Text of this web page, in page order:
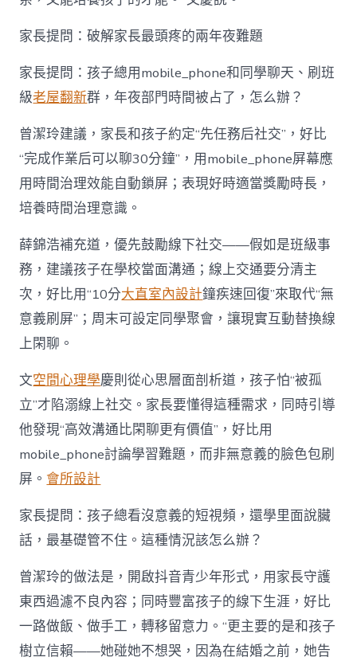
家長提問：破解家長最頭疼的兩年夜難題
家長提問：孩子總用mobile_phone和同學聊天、刷班
級老屋翻新群，年夜部門時間被占了，怎么辦？
曾潔玲建議，家長和孩子約定“先任務后社交”，好比
“完成作業后可以聊30分鐘”，用mobile_phone屏幕應
用時間治理效能自動鎖屏；表現好時適當獎勵時長，
培養時間治理意識。
薛錦浩補充道，優先鼓勵線下社交——假如是班級事
務，建議孩子在學校當面溝通；線上交通要分清主
次，好比用“10分大直室內設計鐘疾速回復”來取代“無
意義刷屏”；周末可設定同學聚會，讓現實互動替換線
上閑聊。
文空間心理學慶則從心思層面剖析道，孩子怕“被孤
立”才陷溺線上社交。家長要懂得這種需求，同時引導
他發現“高效溝通比閑聊更有價值”，好比用
mobile_phone討論學習難題，而非無意義的臉色包刷
屏。會所設計
家長提問：孩子總看沒意義的短視頻，還學里面說臟
話，最基礎管不住。這種情況該怎么辦？
曾潔玲的做法是，開啟抖音青少年形式，用家長守護
東西過濾不良內容；同時豐富孩子的線下生涯，好比
一路做飯、做手工，轉移留意力。“更主要的是和孩子
樹立信賴——她碰她不想哭，因為在結婚之前，她告